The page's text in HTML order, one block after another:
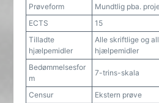
Prøveform
Mundtlig pba.
ECTS
15
Tilladte
hjælpemidler
Alle skriftlige og
hjælpemidler
Bedømmelsesfor
m
7-trins-skala
Censur
Ekstern prøve